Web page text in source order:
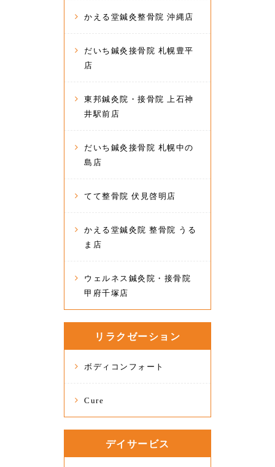
かえる堂鍼灸整骨院 沖縄店
だいち鍼灸接骨院 札幌豊平
店
東邦鍼灸院・接骨院 上石神
井駅前店
だいち鍼灸接骨院 札幌中の
島店
てて整骨院 伏見啓明店
かえる堂鍼灸院 整骨院 うる
ま店
ウェルネス鍼灸院・接骨院
甲府千塚店
リラクゼーション
ボディコンフォート
Cure
デイサービス